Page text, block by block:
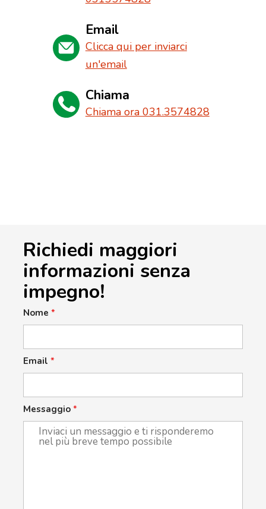
Email
Clicca qui per inviarci
un'email
Chiama
Chiama ora 031.3574828
Richiedi maggiori
informazioni senza
impegno!
Nome *
Email *
Messaggio *